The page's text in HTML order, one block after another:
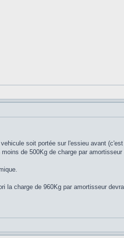
soit portée sur l'essieu avant
de 500Kg de charge par
la charge de 960Kg par amortisseur